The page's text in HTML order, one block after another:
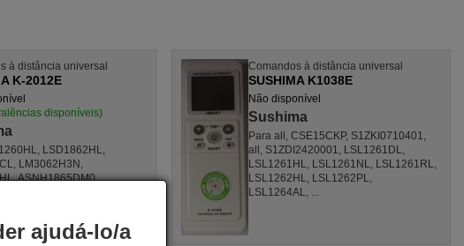
à distância universal
K-2012E
disponíveis)
LSD1862HL,
LM3062H3N,
ASNH1865DM0,
Comandos à distância universal
SUSHIMA K1038E
Não disponível
Sushima
Para all, CSE15CKP, S1ZKI0710401,
all, S1ZDI2420001, LSL1261DL,
LSL1261HL, LSL1261NL, LSL1261RL,
LSL1262HL, LSL1262PL,
LSL1264AL, ...
ajudá-lo/a